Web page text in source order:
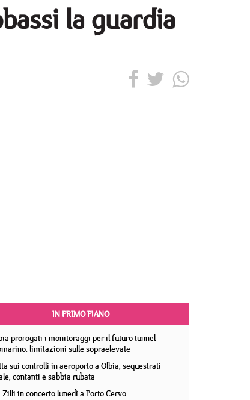
la guardia
IN PRIMO PIANO
prorogati i monitoraggi per il futuro tunnel
limitazioni sulle sopraelevate
sui controlli in aeroporto a Olbia, sequestrati
contanti e sabbia rubata
Zilli in concerto lunedì a Porto Cervo